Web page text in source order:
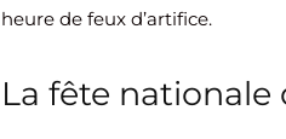
heure de feux d’artifice.
La fête nationale